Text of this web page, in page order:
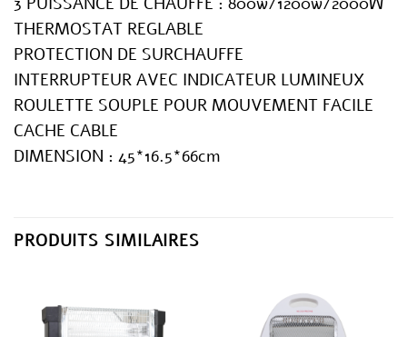
THERMOSTAT REGLABLE
PROTECTION DE SURCHAUFFE
INTERRUPTEUR AVEC INDICATEUR LUMINEUX
ROULETTE SOUPLE POUR MOUVEMENT FACILE
CACHE CABLE
DIMENSION : 45*16.5*66cm
PRODUITS SIMILAIRES